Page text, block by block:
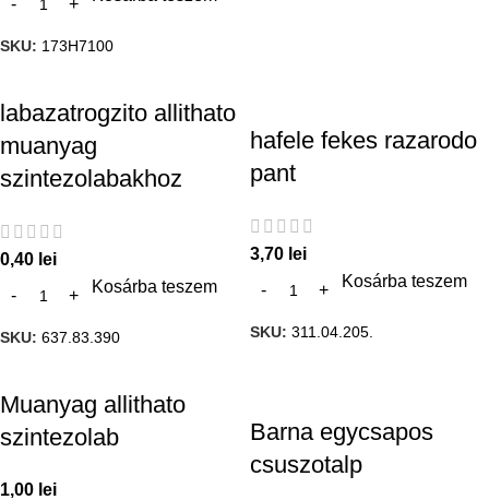
SKU: 173H7100
labazatrogzito allithato
muanyag
szintezolabakhoz
0,40 lei
Kosárba teszem
SKU: 637.83.390
hafele fekes razarodo
pant
3,70 lei
Kosárba teszem
SKU: 311.04.205.
Muanyag allithato
szintezolab
1,00 lei
Barna egycsapos
csuszotalp